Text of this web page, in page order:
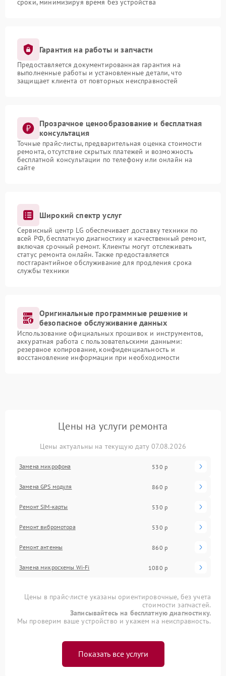
сроки, минимизируя время без устройства
Гарантия на работы и запчасти
Предоставляется документированная гарантия на
выполненные работы и установленные детали, что
защищает клиента от повторных неисправностей
Прозрачное ценообразование и бесплатная
консультация
Точные прайс-листы, предварительная оценка стоимости
ремонта, отсутствие скрытых платежей и возможность
бесплатной консультации по телефону или онлайн на
сайте
Широкий спектр услуг
Сервисный центр LG обеспечивает доставку техники по
всей РФ, бесплатную диагностику и качественный ремонт,
включая срочный ремонт. Клиенты могут отслеживать
статус ремонта онлайн. Также предоставляется
постгарантийное обслуживание для продления срока
службы техники
Оригинальные программные решение и
безопасное обслуживание данных
Использование официальных прошивок и инструментов,
аккуратная работа с пользовательскими данными:
резервное копирование, конфиденциальность и
восстановление информации при необходимости
Цены на услуги ремонта
Цены актуальны на текущую дату 07.08.2026
Замена микрофона 530 р
Замена GPS модуля 860 р
Ремонт SIM-карты 530 р
Ремонт вибромотора 530 р
Ремонт антенны 860 р
Замена микросхемы Wi-Fi 1080 р
Цены в прайс-листе указаны ориентировочные, без учета
стоимости запчастей.
Записывайтесь на бесплатную диагностику.
Мы проверим ваше устройство и укажем на неисправность.
Показать все услуги